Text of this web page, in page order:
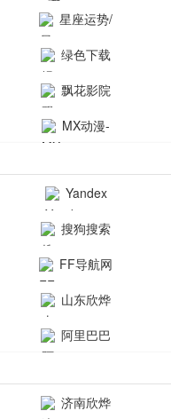
院-哪吒影院
提供最新、
最全的高清
电影、电视
剧、动漫和
综艺节目免
费观看。平
台内容丰
富，更新快
速，支持在
线观看，满
足各类影迷
需求，提供
无广告、高
清流畅的观
影体验。
星座运势/
最星座/美国
神婆星座网
绿色下载
吧
飘花影院
网
MX动漫-
漫免费在线
观看
Yandex
搜索
搜狗搜索
引擎
FF导航网
山东欣烨
生物科技有
阿里巴巴
济南欣烨